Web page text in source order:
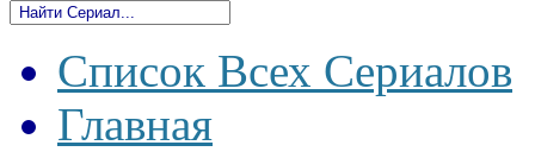
Список Всех Сериалов
Главная